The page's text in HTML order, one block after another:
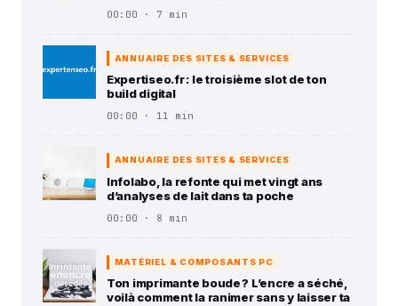
00:00 · 7 min
ANNUAIRE DES SITES & SERVICES
Expertiseo.fr : le troisième slot de ton
build digital
00:00 · 11 min
ANNUAIRE DES SITES & SERVICES
Infolabo, la refonte qui met vingt ans
d’analyses de lait dans ta poche
00:00 · 8 min
MATÉRIEL & COMPOSANTS PC
Ton imprimante boude ? L’encre a séché,
voilà comment la ranimer sans y laisser ta